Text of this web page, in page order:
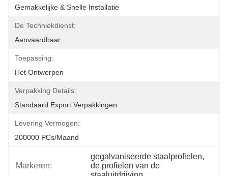
Gemakkelijke & Snelle Installatie
De Techniekdienst:
Aanvaardbaar
Toepassing:
Het Ontwerpen
Verpakking Details:
Standaard Export Verpakkingen
Levering Vermogen:
200000 PCs/maand
Markeren:
gegalvaniseerde staalprofielen,
de profielen van de